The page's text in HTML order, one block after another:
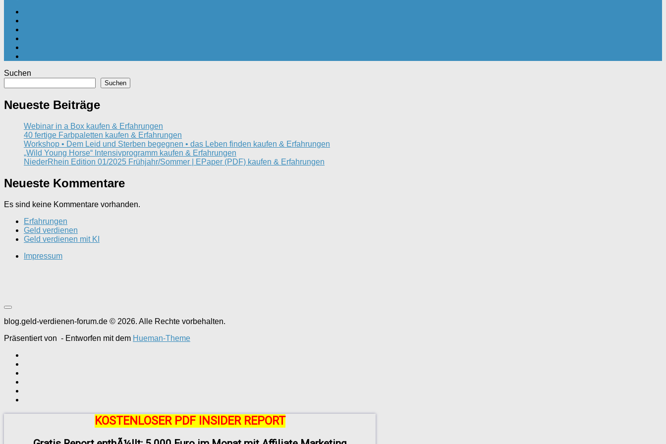
Suchen
Suchen
Neueste Beiträge
Webinar in a Box kaufen & Erfahrungen
40 fertige Farbpaletten kaufen & Erfahrungen
Workshop • Dem Leid und Sterben begegnen • das Leben finden kaufen & Erfahrungen
„Wild Young Horse“ Intensivprogramm kaufen & Erfahrungen
NiederRhein Edition 01/2025 Frühjahr/Sommer | EPaper (PDF) kaufen & Erfahrungen
Neueste Kommentare
Es sind keine Kommentare vorhanden.
Erfahrungen
Geld verdienen
Geld verdienen mit KI
Impressum
blog.geld-verdienen-forum.de © 2026. Alle Rechte vorbehalten.
Präsentiert von - Entworfen mit dem Hueman-Theme
KOSTENLOSER PDF INSIDER REPORT